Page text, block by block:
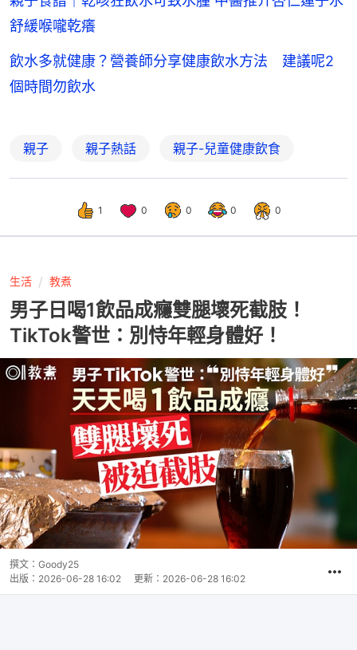
舒緩喉嚨乾癢
飲水多就健康？營養師分享健康飲水方法 建議呢2
個時間勿飲水
親子 親子熱話 親子-兒童健康飲食
1 0 0 0 0
生活 教煮
男子日喝1飲品成癮雙腿壞死截肢！
TikTok警世：別恃年輕身體好！
撰文： Goody25
出版： 2026-06-28 16:02 更新： 2026-06-28 16:02